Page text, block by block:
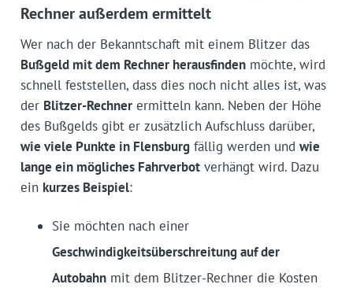
Rechner außerdem ermittelt
Wer nach der Bekanntschaft mit einem Blitzer das
Bußgeld mit dem Rechner herausfindenmöchte, wird
schnell feststellen, dass dies noch nicht alles ist, was
der Blitzer-Rechnerermitteln kann. Neben der Höhe
des Bußgelds gibt er zusätzlich Aufschluss darüber,
wie viele Punkte in Flensburgfällig werden und wie
lange ein mögliches Fahrverbotverhängt wird. Dazu
ein kurzes Beispiel:
Sie möchten nach einer
Geschwindigkeitsüberschreitung auf der
Autobahnmit dem Blitzer-Rechner die Kosten